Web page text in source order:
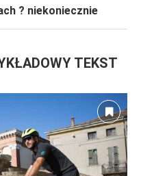
? niekoniecznie
TEKST